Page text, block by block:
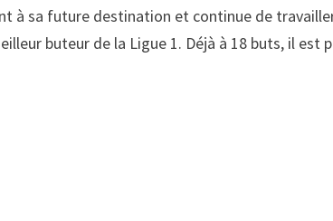
à sa future destination et continue de
buteur de la Ligue 1. Déjà à 18 buts, il est